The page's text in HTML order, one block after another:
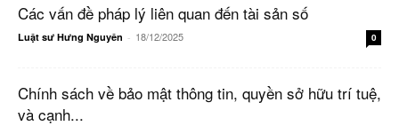
Các vấn đề pháp lý liên quan đến tài sản số
Luật sư Hưng Nguyên - 18/12/2025 0
Chính sách về bảo mật thông tin, quyền sở hữu trí tuệ,
và cạnh...